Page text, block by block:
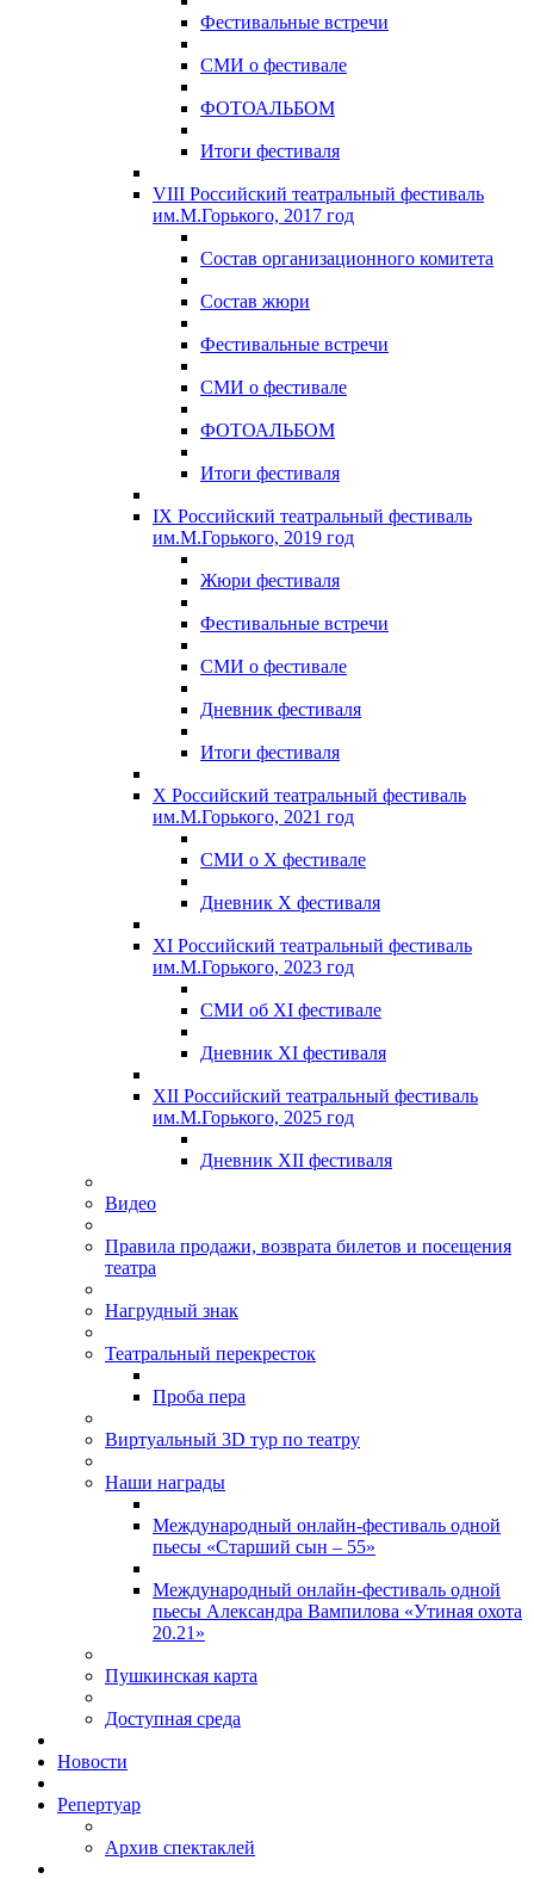
Фестивальные встречи
СМИ о фестивале
ФОТОАЛЬБОМ
Итоги фестиваля
VIII Российский театральный фестиваль
им.М.Горького, 2017 год
Состав организационного комитета
Состав жюри
Фестивальные встречи
СМИ о фестивале
ФОТОАЛЬБОМ
Итоги фестиваля
IX Российский театральный фестиваль
им.М.Горького, 2019 год
Жюри фестиваля
Фестивальные встречи
СМИ о фестивале
Дневник фестиваля
Итоги фестиваля
X Российский театральный фестиваль
им.М.Горького, 2021 год
СМИ о X фестивале
Дневник X фестиваля
XI Российский театральный фестиваль
им.М.Горького, 2023 год
СМИ об XI фестивале
Дневник XI фестиваля
XII Российский театральный фестиваль
им.М.Горького, 2025 год
Дневник XII фестиваля
Видео
Правила продажи, возврата билетов и посещения
театра
Нагрудный знак
Театральный перекресток
Проба пера
Виртуальный 3D тур по театру
Наши награды
Международный онлайн-фестиваль одной
пьесы «Старший сын – 55»
Международный онлайн-фестиваль одной
пьесы Александра Вампилова «Утиная охота
20.21»
Пушкинская карта
Доступная среда
Новости
Репертуар
Архив спектаклей